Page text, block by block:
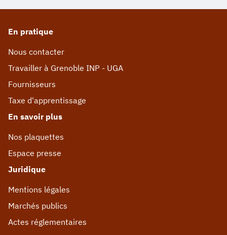
En pratique
Nous contacter
Travailler à Grenoble INP - UGA
Fournisseurs
Taxe d'apprentissage
En savoir plus
Nos plaquettes
Espace presse
Juridique
Mentions légales
Marchés publics
Actes réglementaires